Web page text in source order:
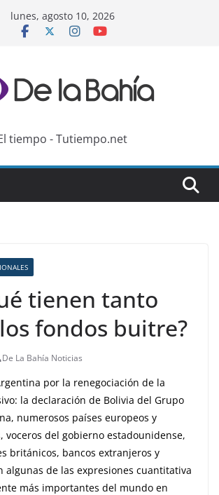
lunes, agosto 10, 2026
tiempo - Tutiempo.net
tienen tanto
fondos buitre?
De La Bahía Noticias
por la renegociación de la
la declaración de Bolivia del Grupo
numerosos países europeos y
voceros del gobierno estadounidense,
británicos, bancos extranjeros y
algunas de las expresiones cuantitativa
más importantes del mundo en